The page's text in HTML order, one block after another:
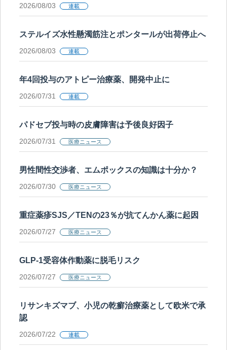
2026/08/03 連載
ステルイズ水性懸濁筋注とポンタールが出荷停止へ
2026/08/03 連載
年4回投与のアトピー治療薬、開発中止に
2026/07/31 連載
パドセブ投与時の皮膚障害は予後良好因子
2026/07/31 医療ニュース
男性間性交渉者、エムポックスの知識は十分か？
2026/07/30 医療ニュース
重症薬疹SJS／TENの23％が抗てんかん薬に起因
2026/07/27 医療ニュース
GLP-1受容体作動薬に脱毛リスク
2026/07/27 医療ニュース
リサンキズマブ、小児の乾癬治療薬として欧米で承
認
2026/07/22 連載